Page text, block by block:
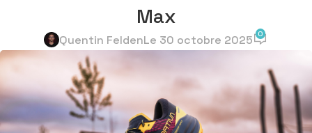
Max
Quentin FeldenLe 30 octobre 2025 0